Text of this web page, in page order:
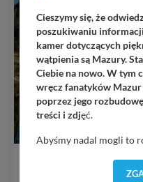
Cieszymy się, że
poszukiwaniu
kamer dotyczących
wątpienia są Mazury.
Ciebie na nowo. W tym
wręcz fanatyków
poprzez jego
treści i zdjęć.
Abyśmy nadal mogli to
dostosować do Twoich